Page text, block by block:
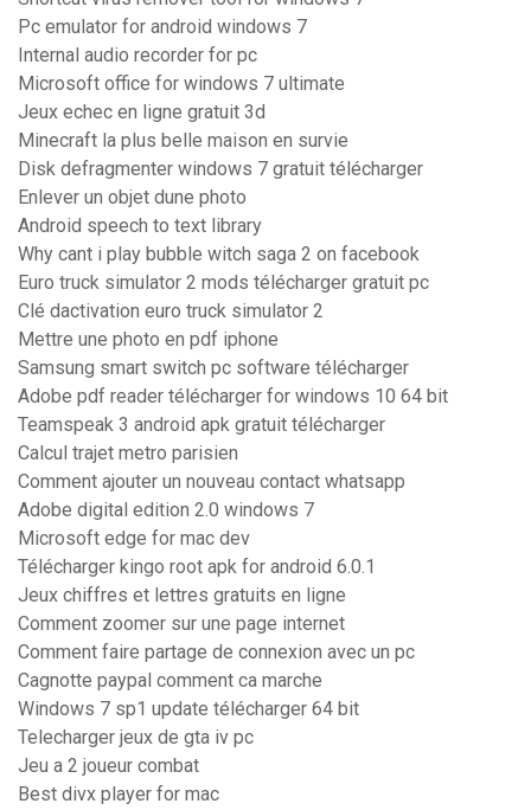
Pc emulator for android windows 7
Internal audio recorder for pc
Microsoft office for windows 7 ultimate
Jeux echec en ligne gratuit 3d
Minecraft la plus belle maison en survie
Disk defragmenter windows 7 gratuit télécharger
Enlever un objet dune photo
Android speech to text library
Why cant i play bubble witch saga 2 on facebook
Euro truck simulator 2 mods télécharger gratuit pc
Clé dactivation euro truck simulator 2
Mettre une photo en pdf iphone
Samsung smart switch pc software télécharger
Adobe pdf reader télécharger for windows 10 64 bit
Teamspeak 3 android apk gratuit télécharger
Calcul trajet metro parisien
Comment ajouter un nouveau contact whatsapp
Adobe digital edition 2.0 windows 7
Microsoft edge for mac dev
Télécharger kingo root apk for android 6.0.1
Jeux chiffres et lettres gratuits en ligne
Comment zoomer sur une page internet
Comment faire partage de connexion avec un pc
Cagnotte paypal comment ca marche
Windows 7 sp1 update télécharger 64 bit
Telecharger jeux de gta iv pc
Jeu a 2 joueur combat
Best divx player for mac